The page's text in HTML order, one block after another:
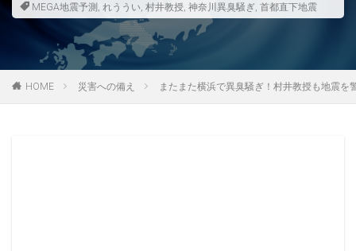
MEGA地震予測 , れううい, 村井教授, 神奈川異臭騒ぎ, 首都直下地震
HOME 災害への備え またまた横浜で異臭騒ぎ！村井教授も地震を